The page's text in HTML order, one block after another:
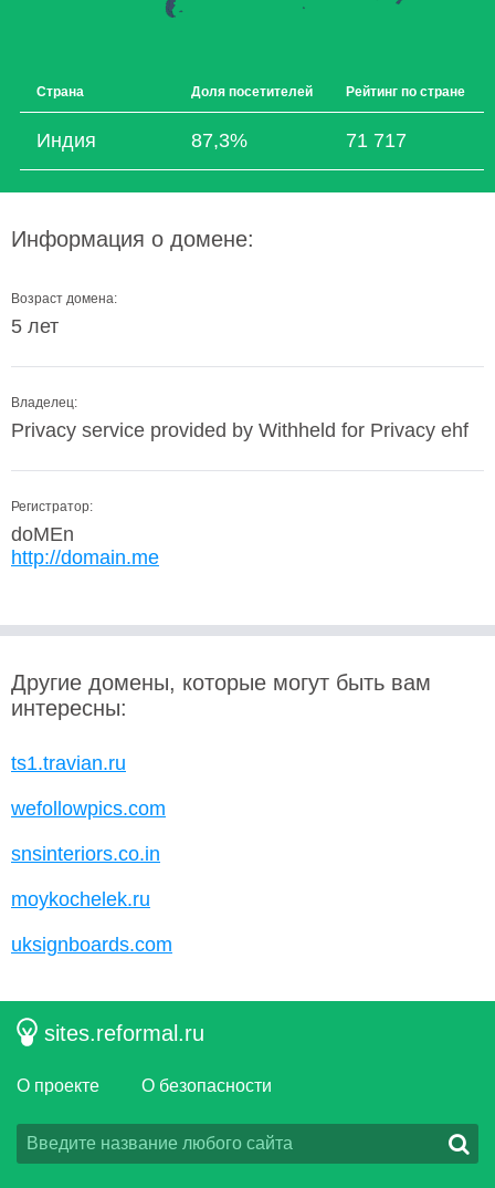
Страна Доля посетителей Рейтинг по стране
Индия 87,3% 71 717
Информация о домене:
Возраст домена:
5 лет
Владелец:
Privacy service provided by Withheld for Privacy ehf
Регистратор:
doMEn
http://domain.me
Другие домены, которые могут быть вам
интересны:
ts1.travian.ru
wefollowpics.com
snsinteriors.co.in
moykochelek.ru
uksignboards.com
sites.reformal.ru
О проекте О безопасности